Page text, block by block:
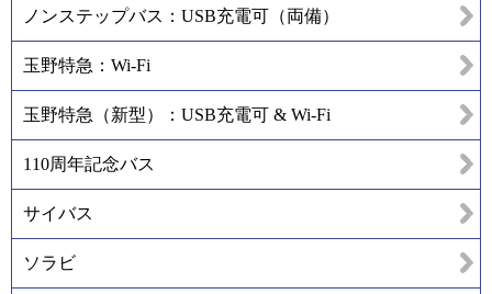
ノンステップバス：USB充電可（両備）
玉野特急：Wi-Fi
玉野特急（新型）：USB充電可 & Wi-Fi
110周年記念バス
サイバス
ソラビ